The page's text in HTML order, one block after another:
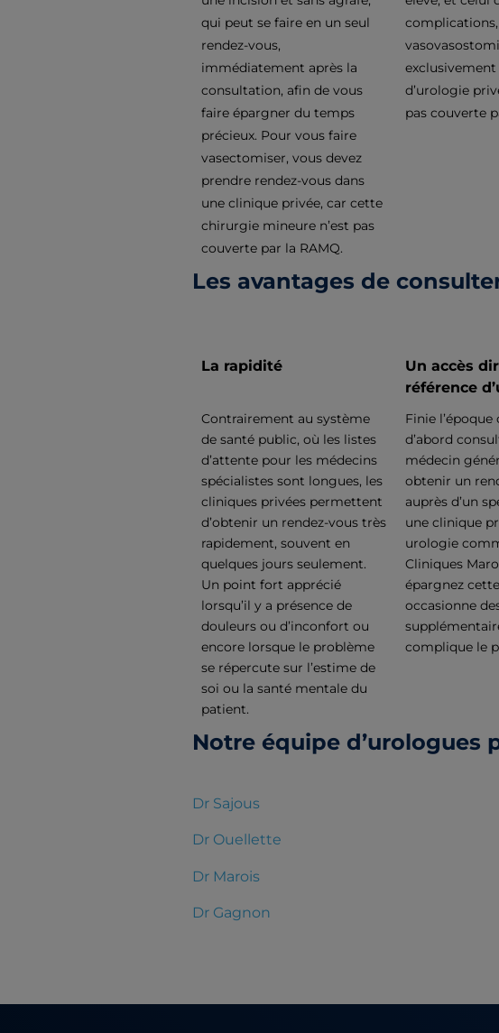
qui peut se faire en un seul
rendez-vous,
immédiatement après la
consultation, afin de vous
faire épargner du temps
précieux. Pour vous faire
vasectomiser, vous devez
prendre rendez-vous dans
une clinique privée, car cette
chirurgie mineure n’est pas
couverte par la RAMQ.
d’urologie
pas couverte
Les avantages de
La rapidité
Contrairement au système
de santé public, où les listes
d’attente pour les médecins
spécialistes sont longues, les
cliniques privées permettent
d’obtenir un rendez-vous très
rapidement, souvent en
quelques jours seulement.
Un point fort apprécié
lorsqu’il y a présence de
douleurs ou d’inconfort ou
encore lorsque le problème
se répercute sur l’estime de
soi ou la santé mentale du
patient.
Un accès
référence
Finie
d’abord
médecin
obtenir un
auprès d’un
une clinique
urologie
Cliniques
épargnez
occasionne
complique le
Notre équipe d’urologues
DrSajous
DrOuellette
DrMarois
DrGagnon